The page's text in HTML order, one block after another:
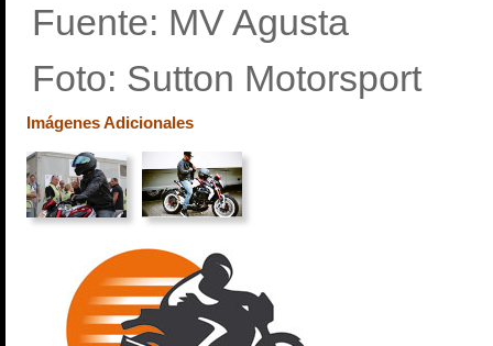
Fuente: MV Agusta
Foto: Sutton Motorsport
Imágenes Adicionales